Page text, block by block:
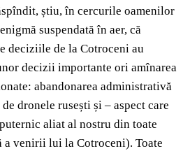
știu, în cercurile oamenilor
suspendată în aer, că
deciziile de la Cotroceni au
decizii importante ori amînarea
abandonarea administrativă
dronele rusești și – aspect care
aliat al nostru din toate
venirii lui la Cotroceni). Toate